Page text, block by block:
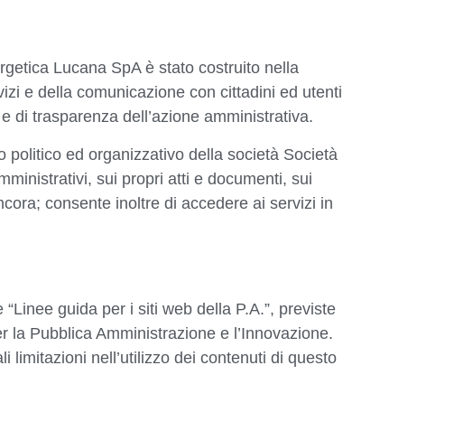
Lucana SpA è stato costruito nella
e della comunicazione con cittadini ed utenti
di trasparenza dell’azione amministrativa.
politico ed organizzativo della società Società
sui propri atti e documenti, sui
consente inoltre di accedere ai servizi in
guida per i siti web della P.A.”, previste
la Pubblica Amministrazione e l’Innovazione.
limitazioni nell’utilizzo dei contenuti di questo